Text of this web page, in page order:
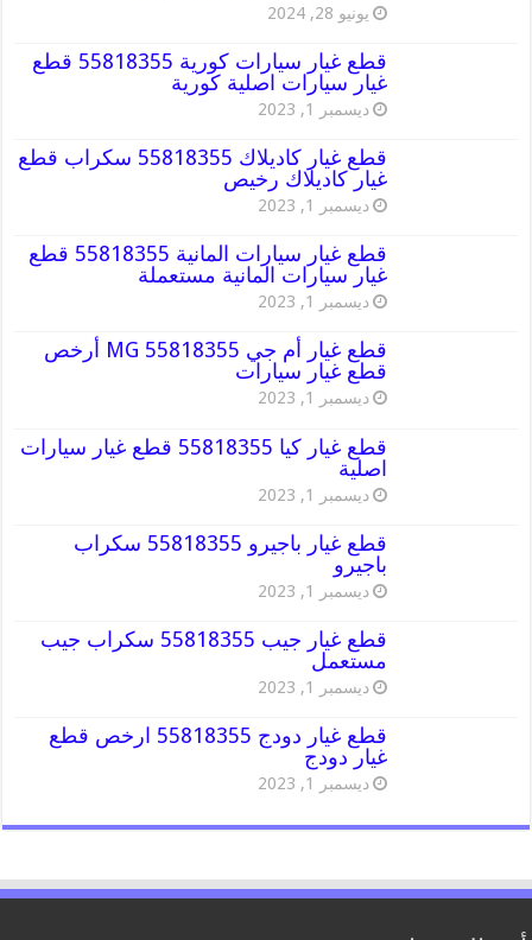
يونيو 28, 2024
قطع غيار سيارات كورية 55818355 قطع
غيار سيارات اصلية كورية
ديسمبر 1, 2023
قطع غيار كاديلاك 55818355 سكراب قطع
غيار كاديلاك رخيص
ديسمبر 1, 2023
قطع غيار سيارات المانية 55818355 قطع
غيار سيارات المانية مستعملة
ديسمبر 1, 2023
قطع غيار أم جي MG 55818355 أرخص
قطع غيار سيارات
ديسمبر 1, 2023
قطع غيار كيا 55818355 قطع غيار سيارات
اصلية
ديسمبر 1, 2023
قطع غيار باجيرو 55818355 سكراب
باجيرو
ديسمبر 1, 2023
قطع غيار جيب 55818355 سكراب جيب
مستعمل
ديسمبر 1, 2023
قطع غيار دودج 55818355 ارخص قطع
غيار دودج
ديسمبر 1, 2023